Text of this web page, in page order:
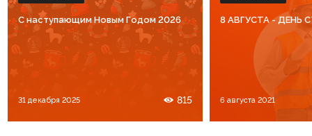
C наступающим Новым Годом 2026
31 декабря 2025 815
8 АВГУСТА - ДЕНЬ
6 августа 2021